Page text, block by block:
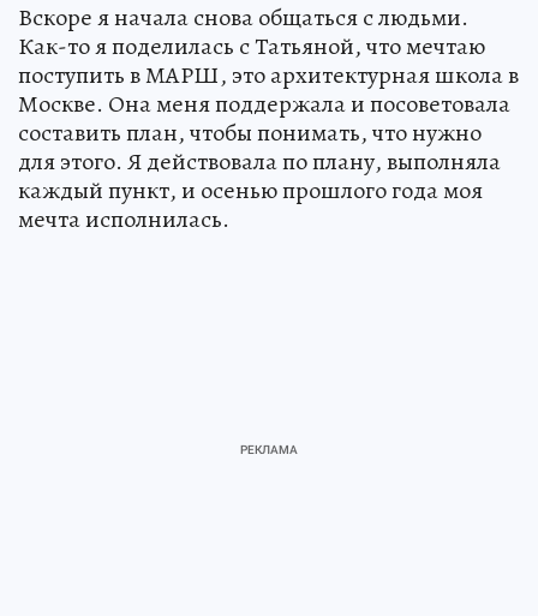
Вскоре я начала снова общаться с людьми.
Как-то я поделилась с Татьяной, что мечтаю
поступить в МАРШ, это архитектурная школа в
Москве. Она меня поддержала и посоветовала
составить план, чтобы понимать, что нужно
для этого. Я действовала по плану, выполняла
каждый пункт, и осенью прошлого года моя
мечта исполнилась.